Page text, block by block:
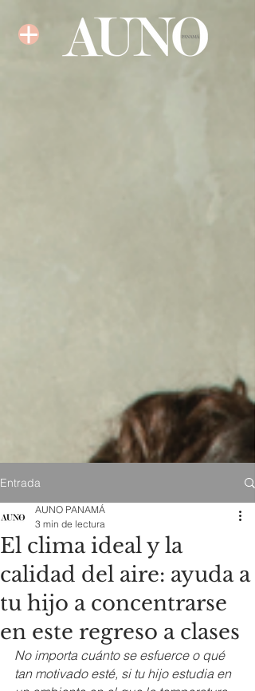
Entrada
El clima ideal y la
calidad del aire: ayuda a
tu hijo a concentrarse
en este regreso a clases
AUNO PANAMÁ
3 min de lectura
No importa cuánto se esfuerce o qué
tan motivado esté, si tu hijo estudia en